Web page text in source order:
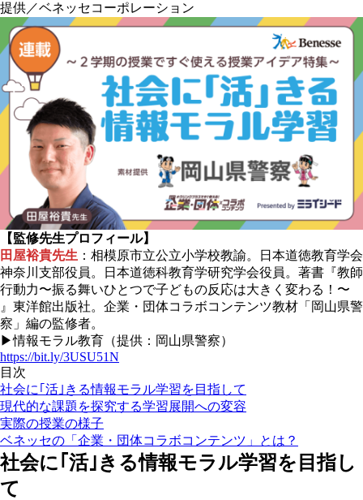
提供／ベネッセコーポレーション
【監修先生プロフィール】
田屋裕貴先生 ：相模原市立公立小学校教諭。日本道徳教育学会
神奈川支部役員。日本道徳科教育学研究学会役員。著書『教師
行動力〜振る舞いひとつで子どもの反応は大きく変わる！〜
』東洋館出版社。企業・団体コラボコンテンツ教材「岡山県警
察」編の監修者。
▶情報モラル教育（提供：岡山県警察）
https://bit.ly/3USU51N
目次
社会に｢活｣きる情報モラル学習を目指して
現代的な課題を探究する学習展開への変容
実際の授業の様子
ベネッセの「企業・団体コラボコンテンツ」とは？
社会に｢活｣きる情報モラル学習を目指し
て